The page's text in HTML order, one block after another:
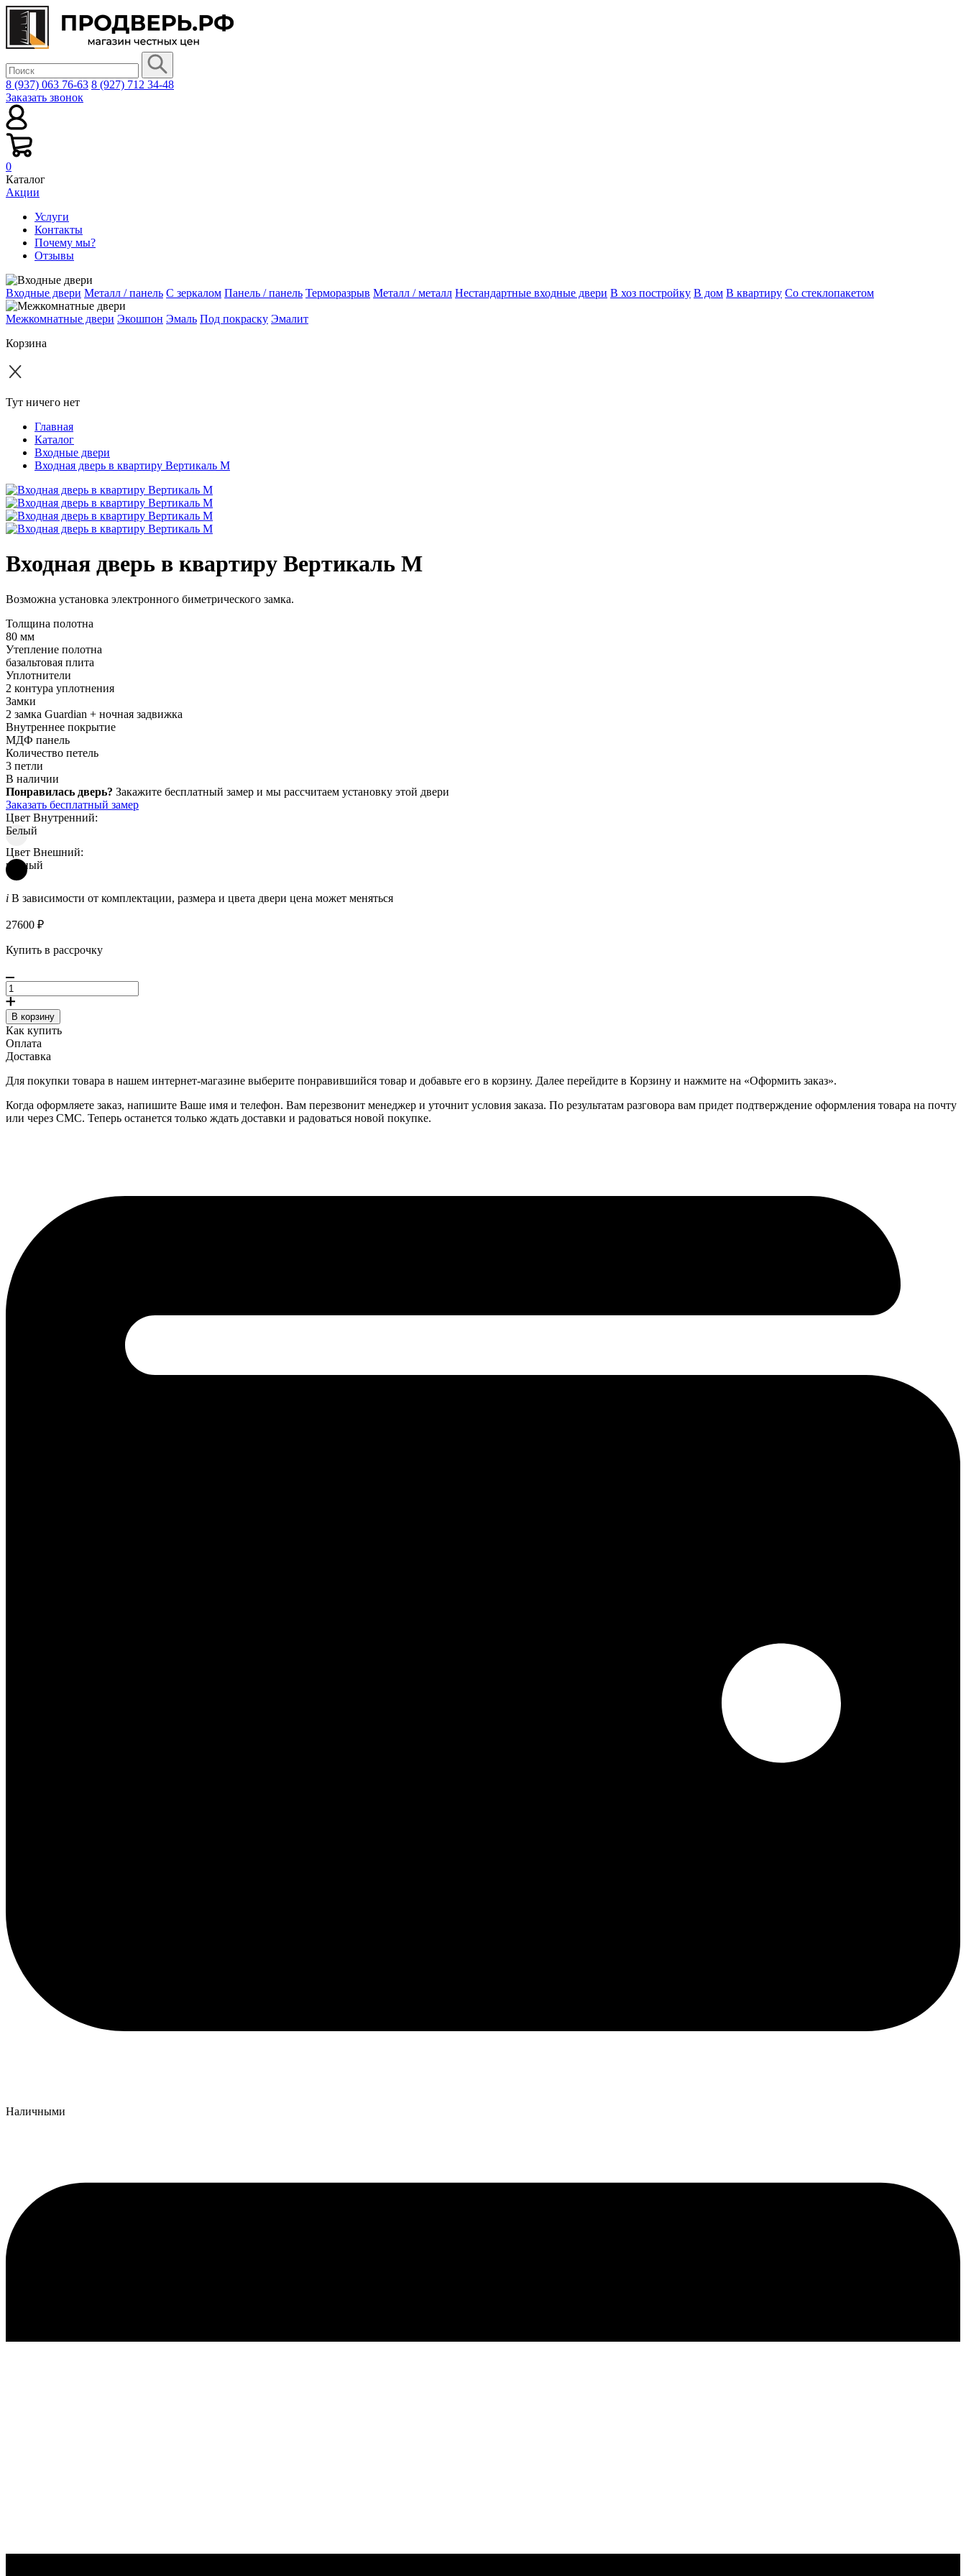
8 (937) 063 76-63 8 (927) 712 34-48
Заказать звонок
0
Каталог
Акции
Услуги
Контакты
Почему мы?
Отзывы
Входные двери Металл / панель С зеркалом Панель / панель Терморазрыв Металл / металл Нестандартные входные двери В хоз постройку В дом В квартиру Со стеклопакетом
Межкомнатные двери Экошпон Эмаль Под покраску Эмалит
Корзина
Тут ничего нет
Главная
Каталог
Входные двери
Входная дверь в квартиру Вертикаль М
Входная дверь в квартиру Вертикаль М
Возможна установка электронного биметрического замка.
Толщина полотна
80 мм
Утепление полотна
базальтовая плита
Уплотнители
2 контура уплотнения
Замки
2 замка Guardian + ночная задвижка
Внутреннее покрытие
МДФ панель
Количество петель
3 петли
В наличии
Понравилась дверь? Закажите бесплатный замер и мы рассчитаем установку этой двери
Заказать бесплатный замер
Цвет Внутренний:
Белый
Цвет Внешний:
черный
i В зависимости от комплектации, размера и цвета двери цена может меняться
27600 ₽
Купить в рассрочку
В корзину
Как купить
Оплата
Доставка
Для покупки товара в нашем интернет-магазине выберите понравившийся товар и добавьте его в корзину. Далее перейдите в Корзину и нажмите на «Оформить заказ».
Когда оформляете заказ, напишите Ваше имя и телефон. Вам перезвонит менеджер и уточнит условия заказа. По результатам разговора вам придет подтверждение оформления товара на почту
или через СМС. Теперь останется только ждать доставки и радоваться новой покупке.
Наличными